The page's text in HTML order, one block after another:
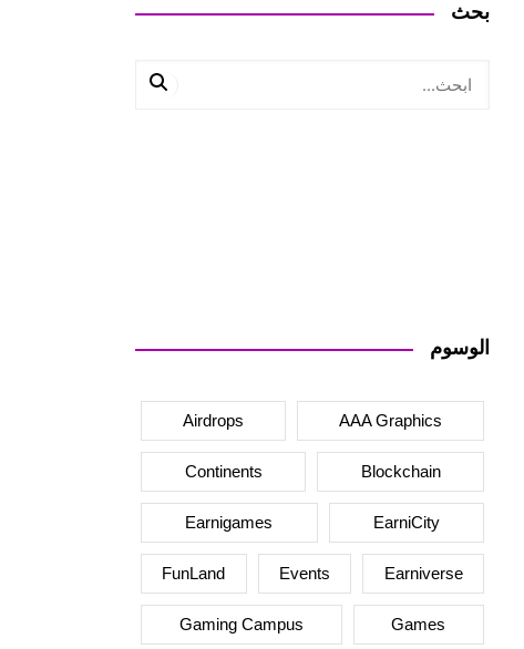
بحث
الوسوم
AAA Graphics
Airdrops
Blockchain
Continents
EarniCity
Earnigames
Earniverse
Events
FunLand
Games
Gaming Campus